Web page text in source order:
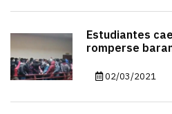
Estudiantes
romperse
02/03/2021